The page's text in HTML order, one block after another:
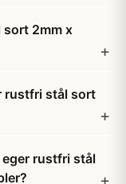
sort 2mm x
rustfri stål sort
eger rustfri stål